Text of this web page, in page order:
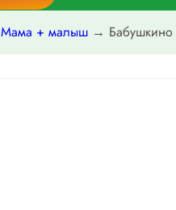
Мама + малыш → Бабушкино